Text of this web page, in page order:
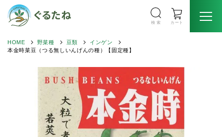
検 索 カート
HOME 野菜種 豆類
インゲン
本金時菜豆（つる無しいんげんの種）【固定種】